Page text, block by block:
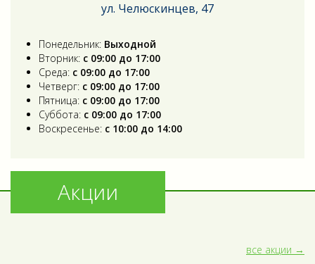
ул. Челюскинцев, 47
Понедельник: Выходной
Вторник: с 09:00 до 17:00
Среда: с 09:00 до 17:00
Четверг: с 09:00 до 17:00
Пятница: с 09:00 до 17:00
Суббота: с 09:00 до 17:00
Воскресенье: с 10:00 до 14:00
Акции
все акции